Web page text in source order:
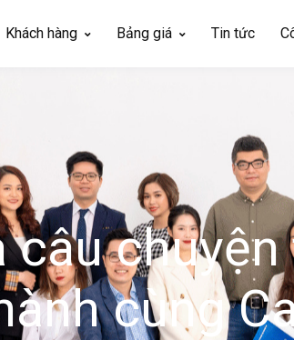
Khách hàng Bảng giá Tin tức
câu
cùng